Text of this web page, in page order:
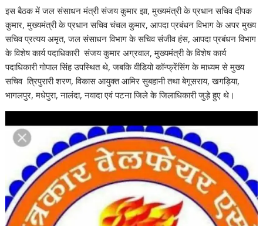
इस बैठक में जल संसाधन मंत्री संजय कुमार झा, मुख्यमंत्री के प्रधान सचिव दीपक
कुमार, मुख्यमंत्री के प्रधान सचिव चंचल कुमार, आपदा प्रबंधन विभाग के अपर मुख्य
सचिव प्रत्यय अमृत, जल संसाधन विभाग के सचिव संजीव हंस, आपदा प्रबंधन विभाग
के विशेष कार्य पदाधिकारी संजय कुमार अग्रवाल, मुख्यमंत्री के विशेष कार्य
पदाधिकारी गोपाल सिंह उपस्थित थे, जबकि वीडियो कॉन्फ्रेंसिंग के माध्यम से मुख्य
सचिव त्रिपुरारी शरण, विकास आयुक्त आमिर सुबहानी तथा बेगूसराय, खगड़िया,
भागलपुर, मधेपुरा, नालंदा, नवादा एवं पटना जिले के जिलाधिकारी जुड़े हुए थे।